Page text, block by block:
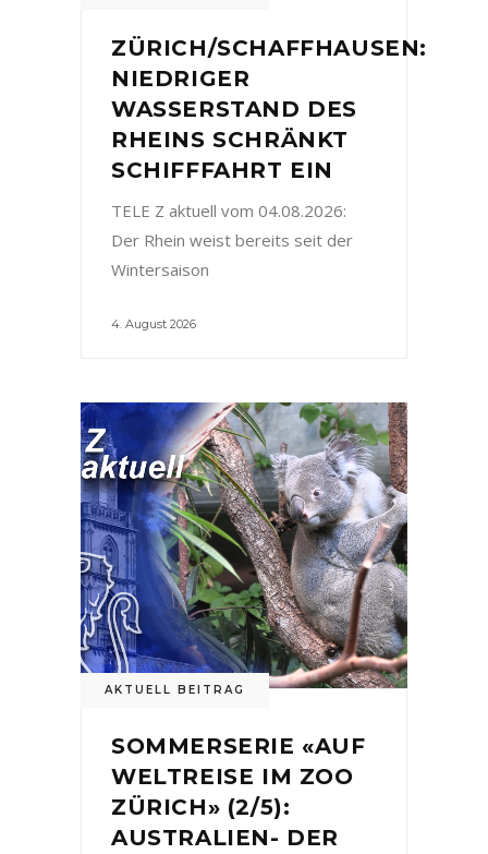
ZÜRICH/SCHAFFHAUSEN:
NIEDRIGER
WASSERSTAND DES
RHEINS SCHRÄNKT
SCHIFFFAHRT EIN
TELE Z aktuell vom 04.08.2026:
Der Rhein weist bereits seit der
Wintersaison
4. August 2026
AKTUELL BEITRAG
SOMMERSERIE «AUF
WELTREISE IM ZOO
ZÜRICH» (2/5):
AUSTRALIEN- DER